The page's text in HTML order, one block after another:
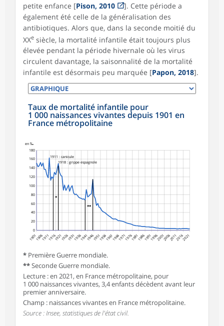
petite enfance [Pison, 2010
]. Cette période a
également été celle de la généralisation des
antibiotiques. Alors que, dans la seconde moitié du
XXe siècle, la mortalité infantile était toujours plus
élevée pendant la période hivernale où les virus
circulent davantage, la saisonnalité de la mortalité
infantile est désormais peu marquée [Papon, 2018].
Taux de mortalité infantile pour
1 000 naissances vivantes depuis 1901 en
France métropolitaine
0
20
40
60
80
100
120
140
160
180
en ‰
1901190619111916192119261931193619411946195119561961196619711976198119861991199620012006201120162021
*
**
1911 : canicule
1918 : grippe espagnole
* Première Guerre mondiale.
**Seconde Guerre mondiale.
Lecture : en 2021, en France métropolitaine, pour
1 000 naissances vivantes, 3,4 enfants décèdent avant leur
premier anniversaire.
Champ : naissances vivantes en France métropolitaine.
Source : Insee, statistiques de l'état civil.